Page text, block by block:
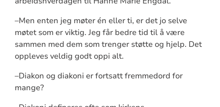
–Men enten jeg møter én eller ti, er det jo selve
møtet som er viktig. Jeg får bedre tid til å være
sammen med dem som trenger støtte og hjelp. Det
oppleves veldig godt oppi alt.
–Diakon og diakoni er fortsatt fremmedord for
mange?